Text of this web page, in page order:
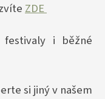
ZDE
i běžné
si jiný v našem